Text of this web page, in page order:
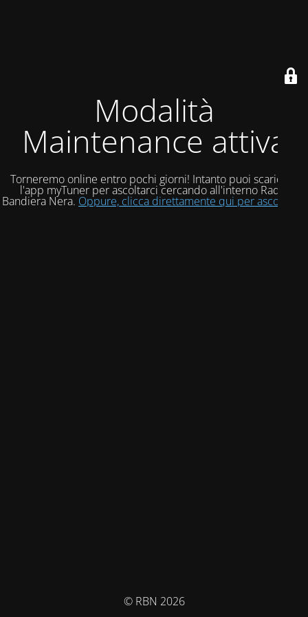
Modalità
Maintenance attiva
Torneremo online entro pochi giorni! Intanto puoi scaricare
l'app myTuner per ascoltarci cercando all'interno Radio
Bandiera Nera. Oppure, clicca direttamente qui per ascoltarci!
© RBN 2026